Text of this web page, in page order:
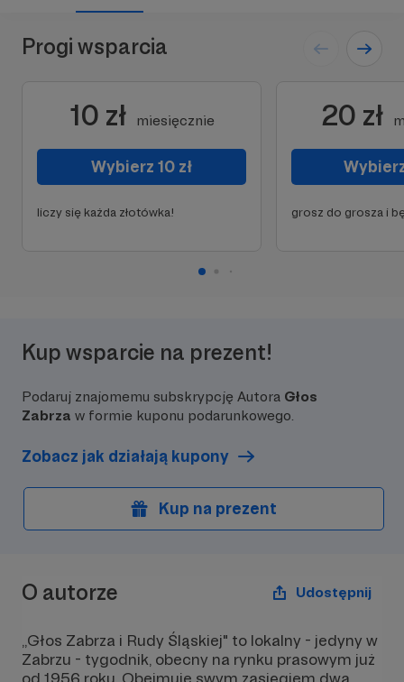
Progi wsparcia
10 zł miesięcznie
Wybierz 10 zł
liczy się każda złotówka!
20 zł
grosz do grosza i
Kup wsparcie na prezent!
Podaruj znajomemu subskrypcję Autora Głos
Zabrza w formie kuponu podarunkowego.
Zobacz jak działają kupony
Kup na prezent
O autorze Udostępnij
„Głos Zabrza i Rudy Śląskiej" to lokalny - jedyny w
Zabrzu - tygodnik, obecny na rynku prasowym już
od 1956 roku. Obejmuje swym zasięgiem dwa